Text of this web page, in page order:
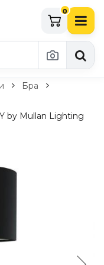
0
Бра
by Mullan Lighting